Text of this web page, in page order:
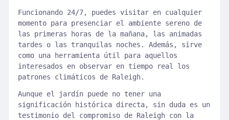
Funcionando 24/7, puedes visitar en cualquier
momento para presenciar el ambiente sereno de
las primeras horas de la mañana, las animadas
tardes o las tranquilas noches. Además, sirve
como una herramienta útil para aquellos
interesados en observar en tiempo real los
patrones climáticos de Raleigh.
Aunque el jardín puede no tener una
significación histórica directa, sin duda es un
testimonio del compromiso de Raleigh con la